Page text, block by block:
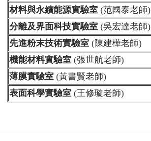
材料與永續能源實驗室 (范國泰老師)
分離及界面科技實驗室 (吳宏達老師)
先進粉末技術實驗室 (陳建樺老師)
機能材料實驗室 (張世航老師)
薄膜實驗室 (黃書賢老師)
表面科學實驗室 (王修璇老師)